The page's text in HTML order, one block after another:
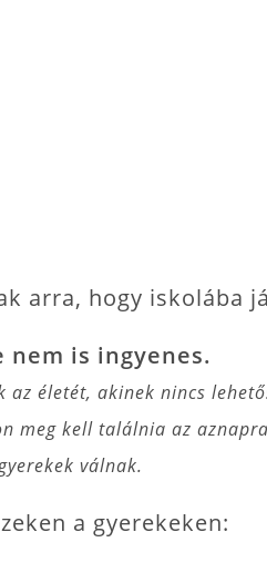
arra, hogy iskolába
nem is ingyenes.
az életét, akinek nincs
meg kell találnia az
válnak.
a gyerekeken: